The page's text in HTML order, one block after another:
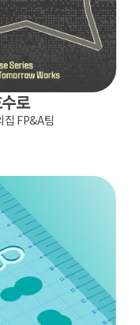
로
FP&A팀